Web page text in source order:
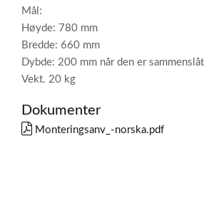
Mål:
Høyde: 780 mm
Bredde: 660 mm
Dybde: 200 mm når den er
Vekt. 20 kg
Dokumenter
Monteringsanv_-norska.pdf